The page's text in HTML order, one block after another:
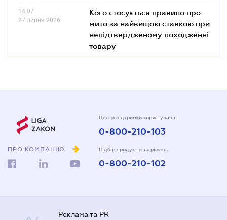
14.07
27 липня 2026
Кого стосується правило про
мито за найвищою ставкою при
непідтвердженому походженні
товару
ПРО КОМПАНІЮ
Центр підтримки користувачів
0-800-210-103
Підбір продуктів та рішень
0-800-210-102
Реклама та PR